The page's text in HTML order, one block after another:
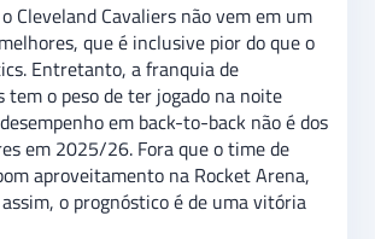
Cleveland Cavaliers não vem em um
que é inclusive pior do que o
Entretanto, a franquia de
tem o peso de ter jogado na noite
em back-to-back não é dos
em 2025/26. Fora que o time de
aproveitamento na Rocket Arena,
assim, o prognóstico é de uma vitória